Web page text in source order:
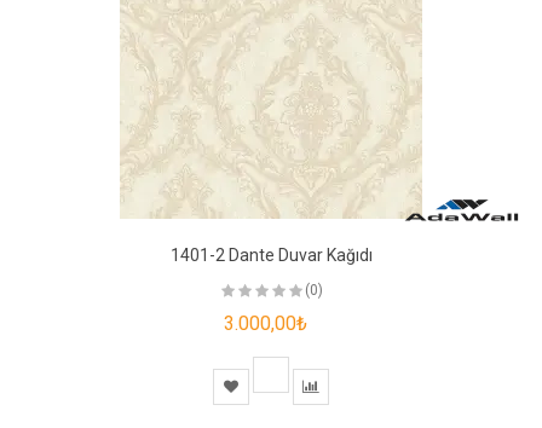
1401-2 Dante Duvar Kağıdı
(0)
3.000,00₺